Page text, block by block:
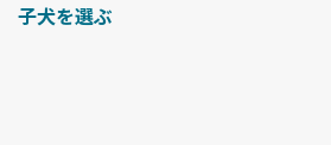
子犬を選ぶ